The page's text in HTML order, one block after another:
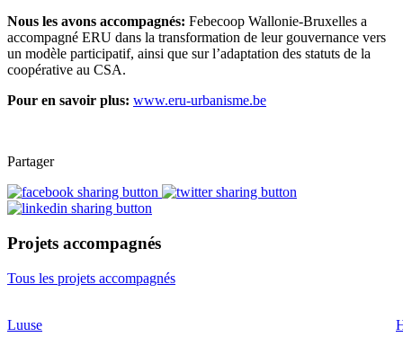
Nous les avons accompagnés: Febecoop Wallonie-Bruxelles a
accompagné ERU dans la transformation de leur gouvernance vers
un modèle participatif, ainsi que sur l’adaptation des statuts de la
coopérative au CSA.
Pour en savoir plus: www.eru-urbanisme.be
Partager
Projets accompagnés
Tous les projets accompagnés
Luuse